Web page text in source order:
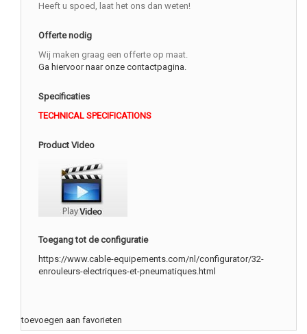
Heeft u spoed, laat het ons dan weten!
Offerte nodig
Wij maken graag een offerte op maat.
Ga hiervoor naar onze contactpagina.
Specificaties
TECHNICAL SPECIFICATIONS
Product Video
Toegang tot de configuratie
https://www.cable-equipements.com/nl/configurator/32-
enrouleurs-electriques-et-pneumatiques.html
toevoegen aan favorieten